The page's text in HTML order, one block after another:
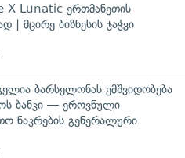
X Lunatic ერთმანეთის
| მცირე ბიზნესის ჯაჭვი
ბარსელონას ემშვიდობება
ბანკი — ეროვნული
ნაკრების გენერალური